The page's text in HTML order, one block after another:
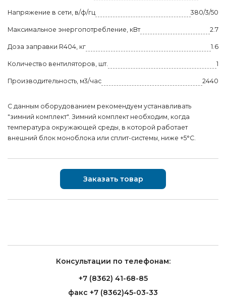
Напряжение в сети, в/ф/гц 380/3/50
Maксимальное энергопотребление, кВт 2.7
Доза заправки R404, кг 1.6
Количество вентиляторов, шт. 1
Производительность, м3/час 2440
С данным оборудованием рекомендуем устанавливать
"зимний комплект". Зимний комплект необходим, когда
температура окружающей среды, в которой работает
внешний блок моноблока или сплит-системы, ниже +5°С.
Заказать товар
Консультации по телефонам:
+7 (8362) 41-68-85
факс +7 (8362)45-03-33